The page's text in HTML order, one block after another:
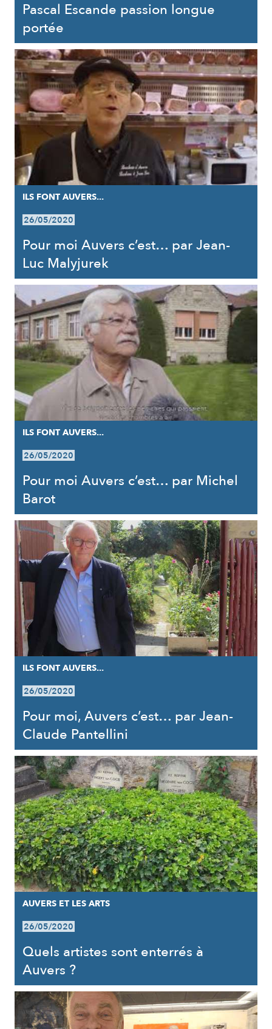
Pascal Escande passion longue
portée
ILS FONT AUVERS...
26/05/2020
Pour moi Auvers c’est… par Jean-
Luc Malyjurek
ILS FONT AUVERS...
26/05/2020
Pour moi Auvers c’est… par Michel
Barot
ILS FONT AUVERS...
26/05/2020
Pour moi, Auvers c’est… par Jean-
Claude Pantellini
AUVERS ET LES ARTS
26/05/2020
Quels artistes sont enterrés à
Auvers ?